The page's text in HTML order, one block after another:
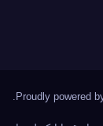
Proudly powered